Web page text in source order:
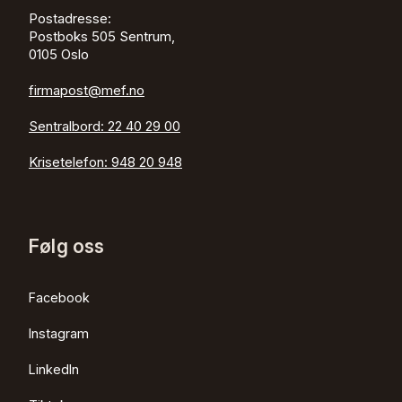
jan.amundsen@ikano.no
918 01 818
www.ikanobank.no
John Deere Forestry
Axel Løvenskiold
lovenskioldaxel@johndeere.com
Komatsu Forestry
992 45 113
www.komatsuforest.no
Postadresse:
Postboks 505 Sentrum,
0105 Oslo
firmapost@mef.no
Sentralbord: 22 40 29 00
Krisetelefon: 948 20 948
Følg oss
Facebook
Instagram
LinkedIn